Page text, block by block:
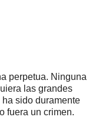
perpetua. Ninguna
las grandes
sido duramente
fuera un crimen.